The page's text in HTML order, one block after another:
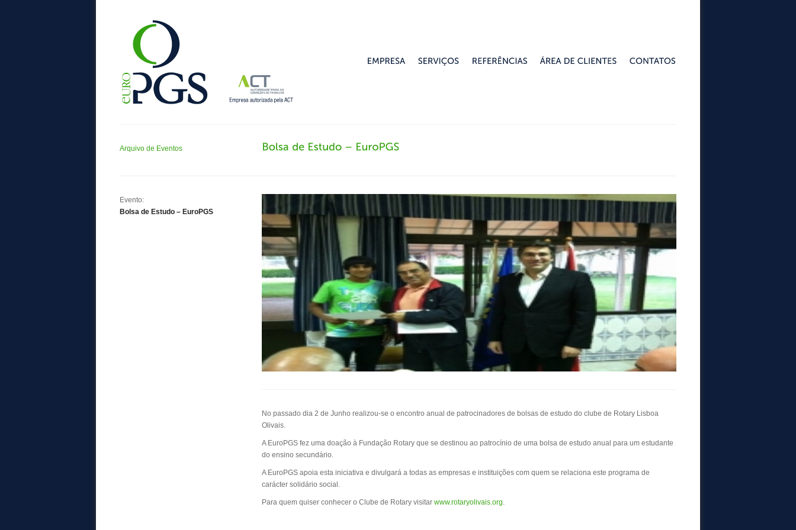
Arquivo de Eventos
Evento:
Bolsa de Estudo – EuroPGS
No passado dia 2 de Junho realizou-se o encontro anual de patrocinadores de bolsas de estudo do clube de Rotary Lisboa
Olivais.
A EuroPGS fez uma doação à Fundação Rotary que se destinou ao patrocínio de uma bolsa de estudo anual para um estudante
do ensino secundário.
A EuroPGS apoia esta iniciativa e divulgará a todas as empresas e instituições com quem se relaciona este programa de
carácter solidário social.
Para quem quiser conhecer o Clube de Rotary visitar www.rotaryolivais.org.